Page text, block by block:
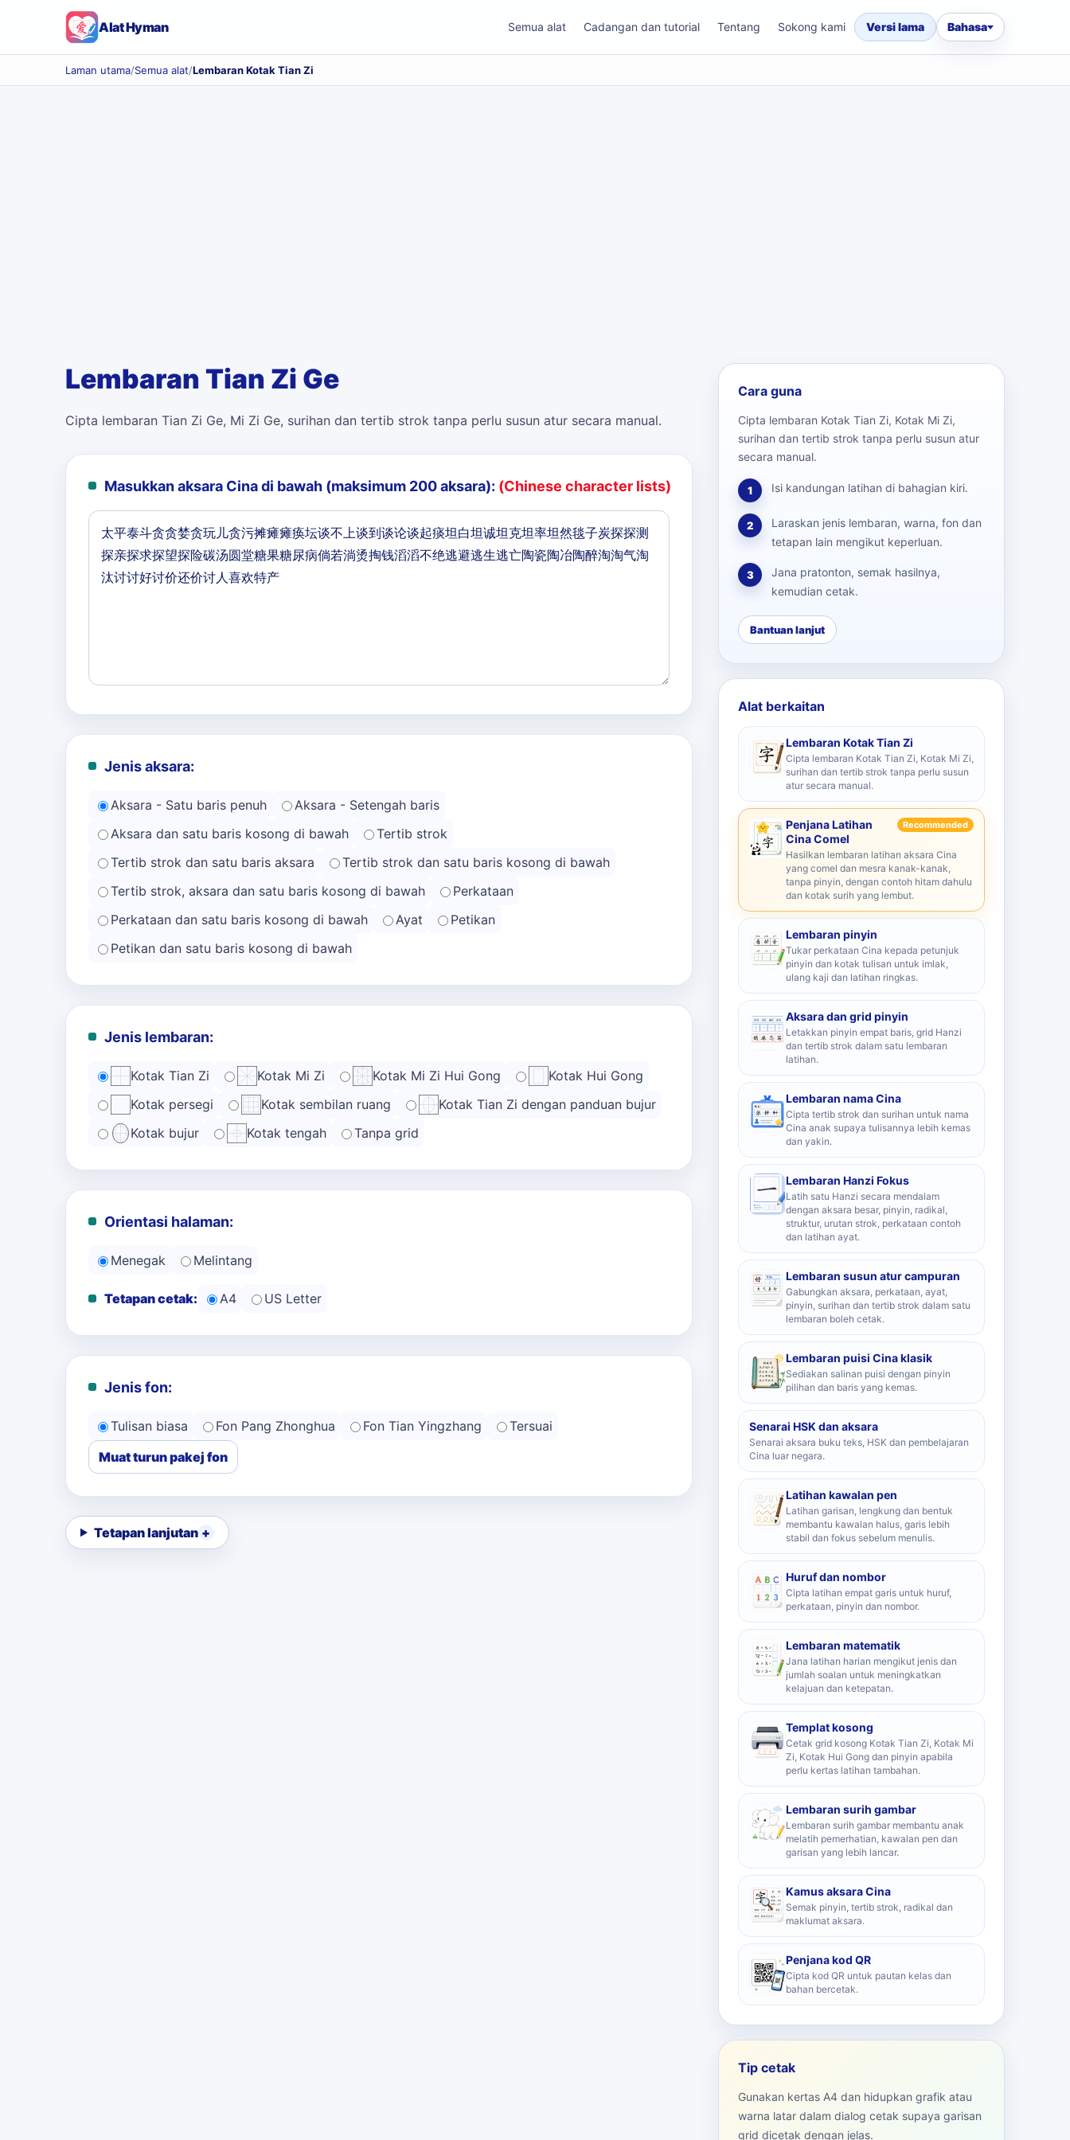
Alat Hyman Semua alat Cadangan dan tutorial Tentang Sokong kami Versi lama Bahasa
Laman utama/Semua alat/Lembaran Kotak Tian Zi
Lembaran Tian Zi Ge
Cipta lembaran Tian Zi Ge, Mi Zi Ge, surihan dan tertib strok tanpa perlu susun atur secara manual.
Masukkan aksara Cina di bawah (maksimum 200 aksara): (Chinese character lists)
Jenis aksara:
Aksara - Satu baris penuh
Aksara - Setengah baris
Aksara dan satu baris kosong di bawah
Tertib strok
Tertib strok dan satu baris aksara
Tertib strok dan satu baris kosong di bawah
Tertib strok, aksara dan satu baris kosong di bawah
Perkataan
Perkataan dan satu baris kosong di bawah
Ayat
Petikan
Petikan dan satu baris kosong di bawah
Jenis lembaran:
Kotak Tian Zi Kotak Mi Zi Kotak Mi Zi Hui Gong
Kotak Hui Gong
Kotak persegi
Kotak sembilan ruang
Kotak Tian Zi dengan panduan bujur
Kotak bujur
Kotak tengah Tanpa grid
Orientasi halaman:
Menegak Melintang
Tetapan cetak: A4 US Letter
Jenis fon:
Tulisan biasa Fon Pang Zhonghua Fon Tian Yingzhang
Tersuai
Muat turun pakej fon
Tetapan lanjutan
Cara guna
Cipta lembaran Kotak Tian Zi, Kotak Mi Zi,
surihan dan tertib strok tanpa perlu susun atur
secara manual.
1 Isi kandungan latihan di bahagian kiri.
2
Laraskan jenis lembaran, warna, fon dan
tetapan lain mengikut keperluan.
3
Jana pratonton, semak hasilnya,
kemudian cetak.
Bantuan lanjut
Alat berkaitan
Lembaran Kotak Tian Zi
Cipta lembaran Kotak Tian Zi, Kotak Mi Zi,
surihan dan tertib strok tanpa perlu susun
atur secara manual.
Penjana Latihan
Cina Comel
Recommended
Hasilkan lembaran latihan aksara Cina
yang comel dan mesra kanak-kanak,
tanpa pinyin, dengan contoh hitam dahulu
dan kotak surih yang lembut.
Lembaran pinyin
Tukar perkataan Cina kepada petunjuk
pinyin dan kotak tulisan untuk imlak,
ulang kaji dan latihan ringkas.
Aksara dan grid pinyin
Letakkan pinyin empat baris, grid Hanzi
dan tertib strok dalam satu lembaran
latihan.
Lembaran nama Cina
Cipta tertib strok dan surihan untuk nama
Cina anak supaya tulisannya lebih kemas
dan yakin.
Lembaran Hanzi Fokus
Latih satu Hanzi secara mendalam
dengan aksara besar, pinyin, radikal,
struktur, urutan strok, perkataan contoh
dan latihan ayat.
Lembaran susun atur campuran
Gabungkan aksara, perkataan, ayat,
pinyin, surihan dan tertib strok dalam satu
lembaran boleh cetak.
Lembaran puisi Cina klasik
Sediakan salinan puisi dengan pinyin
pilihan dan baris yang kemas.
Senarai HSK dan aksara
Senarai aksara buku teks, HSK dan pembelajaran
Cina luar negara.
Latihan kawalan pen
Latihan garisan, lengkung dan bentuk
membantu kawalan halus, garis lebih
stabil dan fokus sebelum menulis.
Huruf dan nombor
Cipta latihan empat garis untuk huruf,
perkataan, pinyin dan nombor.
Lembaran matematik
Jana latihan harian mengikut jenis dan
jumlah soalan untuk meningkatkan
kelajuan dan ketepatan.
Templat kosong
Cetak grid kosong Kotak Tian Zi, Kotak Mi
Zi, Kotak Hui Gong dan pinyin apabila
perlu kertas latihan tambahan.
Lembaran surih gambar
Lembaran surih gambar membantu anak
melatih pemerhatian, kawalan pen dan
garisan yang lebih lancar.
Kamus aksara Cina
Semak pinyin, tertib strok, radikal dan
maklumat aksara.
Penjana kod QR
Cipta kod QR untuk pautan kelas dan
bahan bercetak.
Tip cetak
Gunakan kertas A4 dan hidupkan grafik atau
warna latar dalam dialog cetak supaya garisan
grid dicetak dengan jelas.